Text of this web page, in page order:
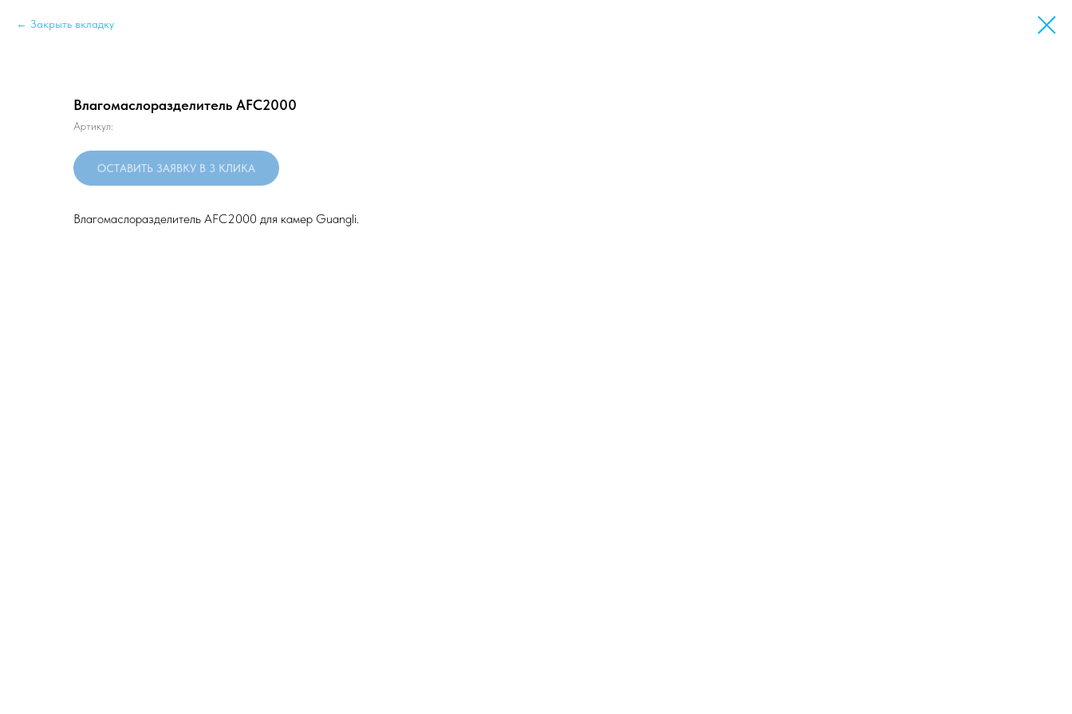
Закрыть вкладку
Влагомаслоразделитель AFC2000
Артикул:
ОСТАВИТЬ ЗАЯВКУ В 3 КЛИКА
Влагомаслоразделитель AFC2000 для камер Guangli.